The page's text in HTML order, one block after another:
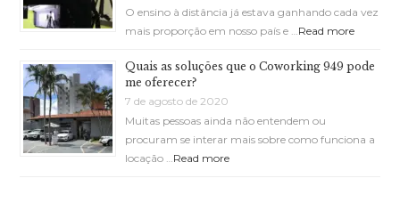
O ensino à distância já estava ganhando cada vez
mais proporção em nosso país e … Read more
Quais as soluções que o Coworking 949 pode
me oferecer?
7 de agosto de 2020
Muitas pessoas ainda não entendem ou
procuram se interar mais sobre como funciona a
locação … Read more